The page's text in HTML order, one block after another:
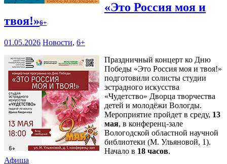
«Это Россия моя и
твоя!»6+
01.05.2026 Новости, 6+
Праздничный концерт ко Дню
Победы «Это Россия моя и твоя!»
подготовили солисты студии
эстрадного искусства
«Чудетство» Дворца творчества
детей и молодёжи Вологды.
Мероприятие пройдет в среду, 13
мая, в конференц-зале
Вологодской областной научной
библиотеки (М. Ульяновой, 1).
Начало в 18 часов.
Афиша